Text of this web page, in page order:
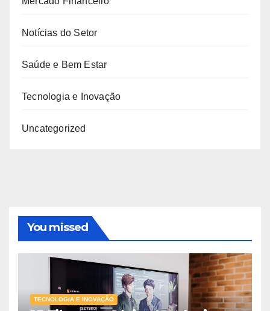
Notícias do Setor
Saúde e Bem Estar
Tecnologia e Inovação
Uncategorized
You missed
TECNOLOGIA E INOVAÇÃO